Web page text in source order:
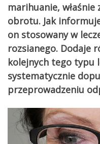
marihuanie, właśnie
obrotu. Jak
on stosowany w
rozsianego. Dodaje
kolejnych tego typu
systematycznie
przeprowadzeniu